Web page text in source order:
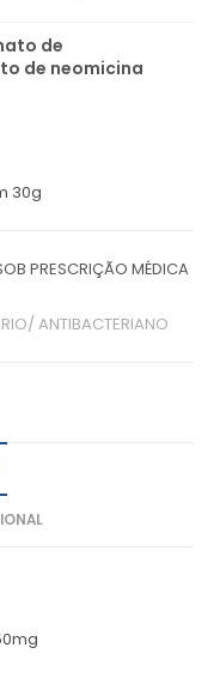
de
de neomicina
30g
PRESCRIÇÃO MÉDICA
ANTIBACTERIANO